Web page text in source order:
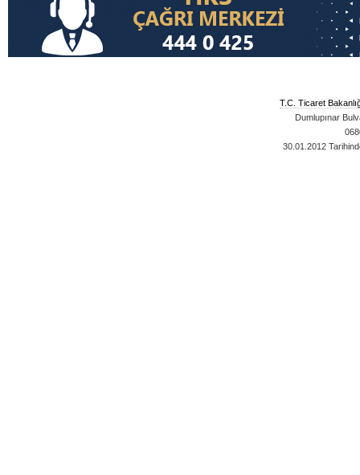
T.C. Ticaret
Dumlupınar
30.01.2012